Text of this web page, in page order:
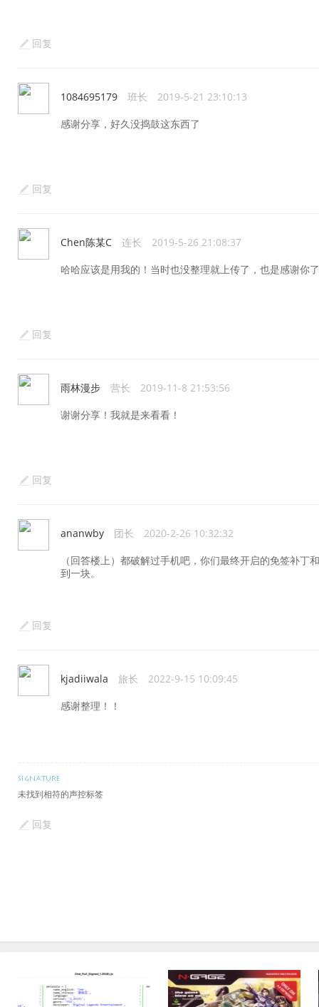
回复
1084695179 班长 2019-5-21 23:10:13
感谢分享，好久没捣鼓这东西了
回复
Chen陈某C 连长 2019-5-26 21:08:37
哈哈应该是用我的！当时也没整理就上传了，也是感谢你
回复
雨林漫步 营长 2019-11-8 21:53:56
谢谢分享！我就是来看看！
回复
ananwby 团长 2020-2-26 10:32:32
（回答楼上）都破解过手机吧，你们最终开启的免签补
到一块。
回复
kjadiiwala 旅长 2022-9-15 10:09:45
感谢整理！！
未找到相符的声控标签
回复